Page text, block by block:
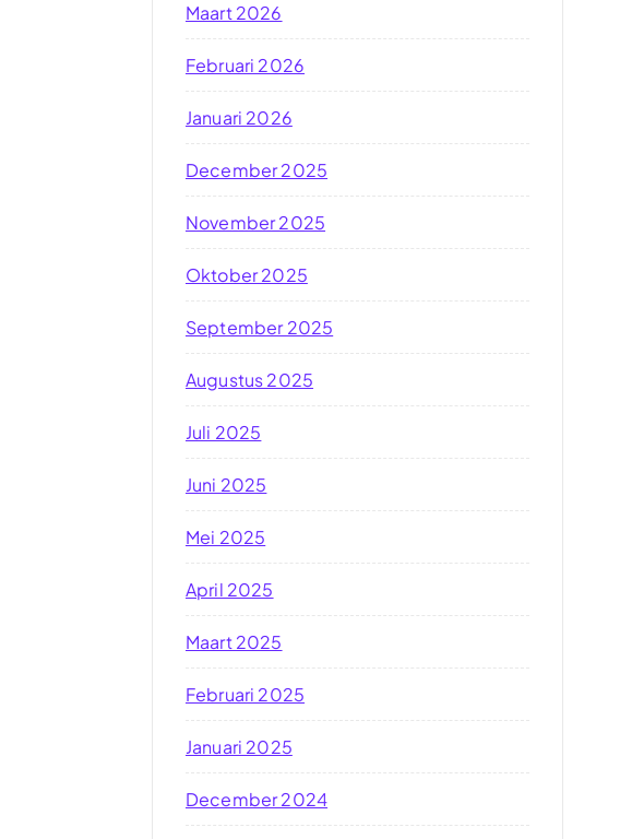
Maart 2026
Februari 2026
Januari 2026
December 2025
November 2025
Oktober 2025
September 2025
Augustus 2025
Juli 2025
Juni 2025
Mei 2025
April 2025
Maart 2025
Februari 2025
Januari 2025
December 2024